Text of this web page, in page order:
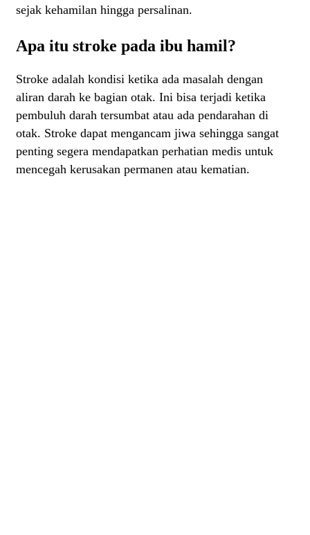
sejak kehamilan hingga persalinan.
Apa itu stroke pada ibu hamil?
Stroke adalah kondisi ketika ada masalah dengan
aliran darah ke bagian otak. Ini bisa terjadi ketika
pembuluh darah tersumbat atau ada pendarahan di
otak. Stroke dapat mengancam jiwa sehingga sangat
penting segera mendapatkan perhatian medis untuk
mencegah kerusakan permanen atau kematian.